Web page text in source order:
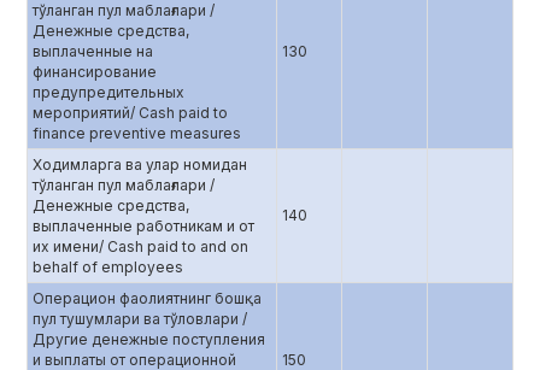
тўланган пул маблағлари /
Денежные средства,
выплаченные на
финансирование
предупредительных
мероприятий/ Cash paid to
finance preventive measures
130
Ходимларга ва улар номидан
тўланган пул маблағлари /
Денежные средства,
выплаченные работникам и от
их имени/ Cash paid to and on
behalf of employees
140
Операцион фаолиятнинг бошқа
пул тушумлари ва тўловлари /
Другие денежные поступления
и выплаты от операционной
150